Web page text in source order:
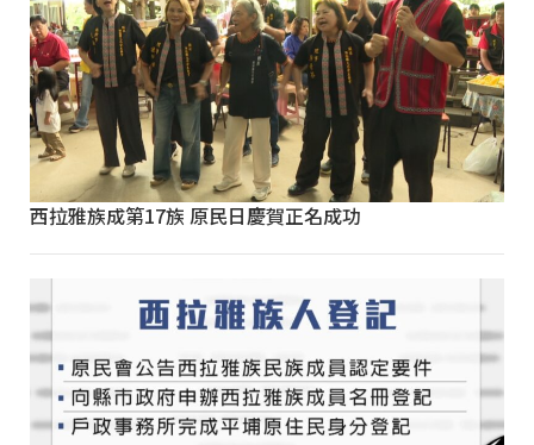
西拉雅族成第17族 原民日慶賀正名成功